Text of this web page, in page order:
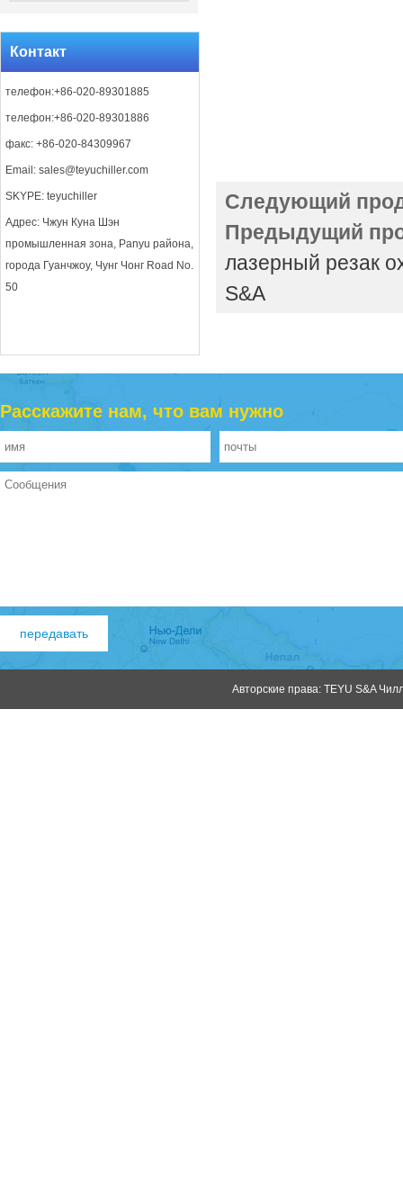
Контакт
телефон:+86-020-89301885
телефон:+86-020-89301886
факс: +86-020-84309967
Email: sales@teyuchiller.com
SKYPE: teyuchiller
Адрес: Чжун Куна Шэн
промышленная зона, Panyu района,
города Гуанчжоу, Чунг Чонг Road No.
50
Следующий
Предыдущий
лазерный резак
S&A
Расскажите нам, что вам нужно
Авторские права: TEYU S&A